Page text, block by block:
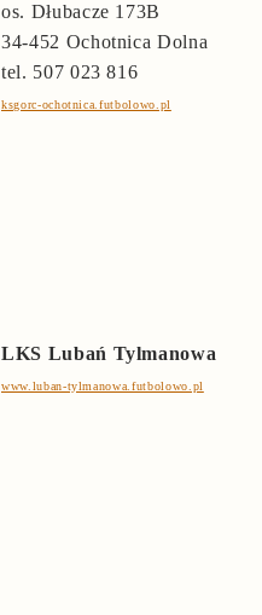
os. Dłubacze 173B
34-452 Ochotnica Dolna
tel. 507 023 816
ksgorc-ochotnica.futbolowo.pl
LKS Lubań Tylmanowa
www.luban-tylmanowa.futbolowo.pl